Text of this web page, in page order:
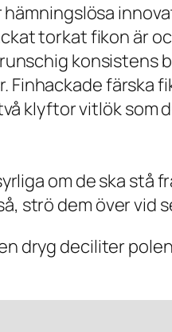
torkat fikon är
färska
klyftor vitlök
om de ska stå
strö dem över vid
dryg deciliter